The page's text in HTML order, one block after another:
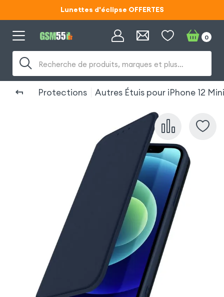
Lunettes d'éclipse OFFERTES
Code ECLIPSE55
Recherche de produits, marques et plus…
0
Protections Autres Étuis pour iPhone 12